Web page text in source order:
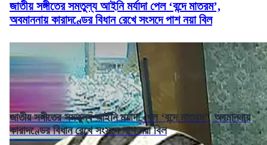
জাতীয় সঙ্গীতের সমতুল্য আইনি মর্যাদা পেল ‘বন্দে মাতরম’,
অবমাননায় কারাদণ্ডের বিধান রেখে সংসদে পাশ নয়া বিল
জাতীয় সঙ্গীতের সমতুল্য আইনি মর্যাদা পেল ‘বন্দে মাতরম’, অবমাননায়
কারাদণ্ডের বিধান রেখে সংসদে পাশ নয়া বিল